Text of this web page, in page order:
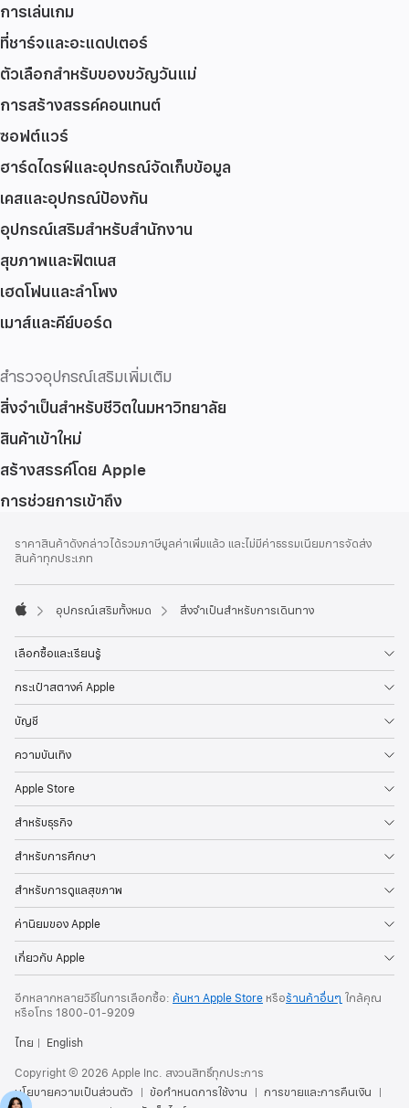
การเล่นเกม
ที่ชาร์จและอะแดปเตอร์
ตัวเลือกสำหรับของขวัญวันแม่
การสร้างสรรค์คอนเทนต์
ซอฟต์แวร์
ฮาร์ดไดรฟ์และอุปกรณ์จัดเก็บข้อมูล
เคสและอุปกรณ์ป้องกัน
อุปกรณ์เสริมสำหรับสำนักงาน
สุขภาพและฟิตเนส
เฮดโฟนและลำโพง
เมาส์และคีย์บอร์ด
สำรวจอุปกรณ์เสริมเพิ่มเติม
สิ่งจำเป็นสำหรับชีวิตในมหาวิทยาลัย
สินค้าเข้าใหม่
สร้างสรรค์โดย Apple
การช่วยการเข้าถึง
ท้าย
เชิงอรรถ
ราคาสินค้าดังกล่าวได้รวมภาษีมูลค่าเพิ่มแล้ว และไม่มีค่าธรรมเนียมการจัดส่ง
สินค้าทุกประเภท
อุปกรณ์เสริมทั้งหมด สิ่งจำเป็นสำหรับการเดินทาง
เลือกซื้อและเรียนรู้
กระเป๋าสตางค์ Apple
บัญชี
ความบันเทิง
Apple Store
สำหรับธุรกิจ
สำหรับการศึกษา
สำหรับการดูแลสุขภาพ
ค่านิยมของ Apple
เกี่ยวกับ Apple
อีกหลากหลายวิธีในการเลือกซื้อ: ค้นหา Apple Store หรือร้านค้าอื่นๆ ใกล้คุณ
หรือโทร 1800-01-9209
ไทย
English
Copyright © 2026 Apple Inc. สงวนสิทธิ์ทุกประการ
นโยบายความเป็นส่วนตัว
ข้อกำหนดการใช้งาน
การขายและการคืนเงิน